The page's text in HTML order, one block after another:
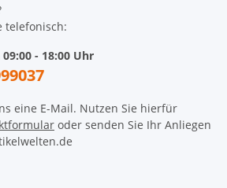
telefonisch:
- 18:00 Uhr
eine E-Mail. Nutzen Sie hierfür
oder senden Sie Ihr Anliegen